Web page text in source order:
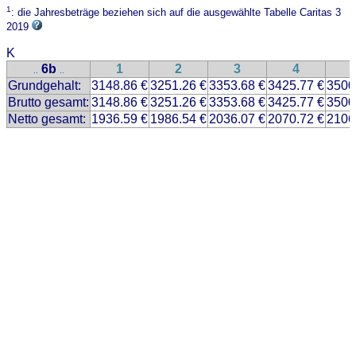
1: die Jahresbeträge beziehen sich auf die ausgewählte Tabelle Caritas 3
2019
K
.. 6b .. 1 2 3 4
Grundgehalt:
3148.86 €3251.26 €3353.68 €3425.77 €
Brutto gesamt: 3148.86 €3251.26 €3353.68 €3425.77 €
Netto gesamt: 1936.59 € 1986.54 € 2036.07 € 2070.72 €